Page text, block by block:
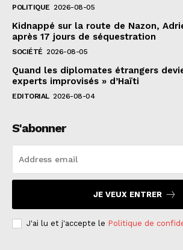
POLITIQUE 2026-08-05
Kidnappé sur la route de Nazon,
après 17 jours de séquestration
SOCIÉTÉ 2026-08-05
Quand les diplomates étrangers
experts improvisés » d’Haïti
EDITORIAL 2026-08-04
S'abonner
JE VEUX ENTRER
J'ai lu et j'accepte le Politique de